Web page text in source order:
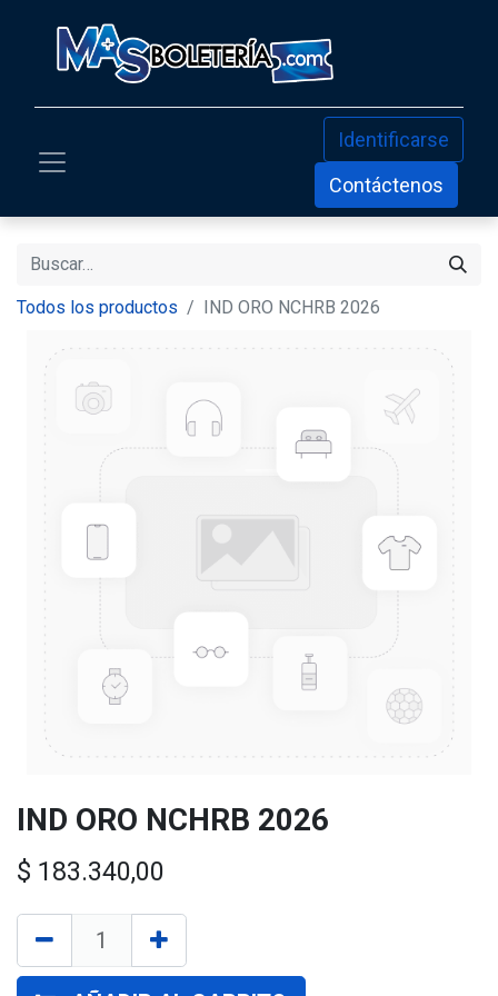
Identificarse
Contáctenos
Todos los productos IND ORO NCHRB 2026
IND ORO NCHRB 2026
$ 183.340,00